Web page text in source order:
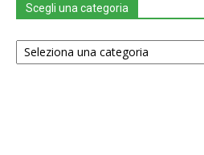
Scegli una categoria
Scegli
una